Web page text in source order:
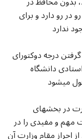
در رو دارد و برای
ندارد
درجه دوکتورای
دانشگاه
در بخشهای
مهم و مفیدی را در
احراز مقام وزارت آن